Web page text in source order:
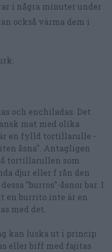
i några minuter under
också värma dem i
och enchiladas. Det
mat med olika
en fylld tortillarulle -
åsna". Antagligen
tortillarullen som
djur eller f rån den
"burros"-åsnor bar. I
en burrito inte är en
med det.
kan luska ut i princip
eller biff med fajitas